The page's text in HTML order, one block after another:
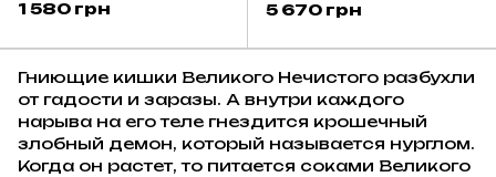
Daemons of Nurgle -
1 580 грн
Daemons of Nurgle -
5 670 грн
Гниющие кишки Великого Нечистого разбухли
от гадости и заразы. А внутри каждого
нарыва на его теле гнездится крошечный
злобный демон, который называется нурглом.
Когда он растет, то питается соками Великого